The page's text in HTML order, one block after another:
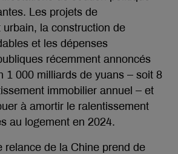
Les projets de
urbain, la construction de
et les dépenses
récemment annoncés
1 000 milliards de yuans – soit 8
immobilier annuel – et
à amortir le ralentissement
au logement en 2024.
relance de la Chine prend de